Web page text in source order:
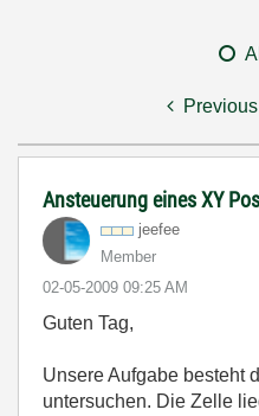
Previous
Ansteuerung eines XY
jeefee
Member
‎02-05-2009 09:25 AM
Guten Tag,
Unsere Aufgabe besteht
untersuchen. Die Zelle